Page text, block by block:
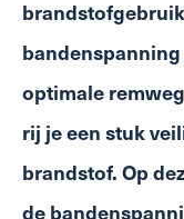
optimale
rij je een stuk
brandstof. Op
de